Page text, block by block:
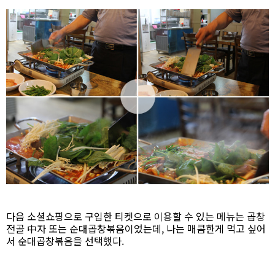
다음 소셜쇼핑으로 구입한 티켓으로 이용할 수 있는 메뉴는 곱창
전골 中자 또는 순대곱창볶음이었는데, 나는 매콤한게 먹고 싶어
서 순대곱창볶음을 선택했다.